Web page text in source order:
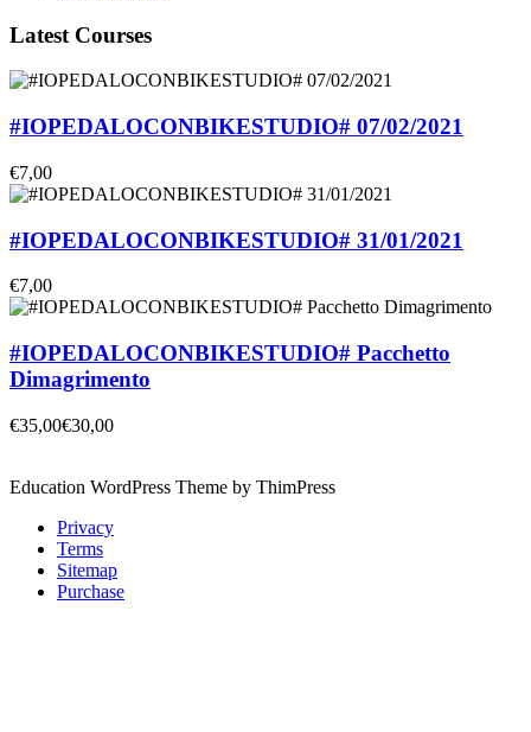
Latest Courses
#IOPEDALOCONBIKESTUDIO# 07/02/2021
€7,00
#IOPEDALOCONBIKESTUDIO# 31/01/2021
€7,00
#IOPEDALOCONBIKESTUDIO# Pacchetto
Dimagrimento
€35,00€30,00
Education WordPress Theme by ThimPress
Privacy
Terms
Sitemap
Purchase